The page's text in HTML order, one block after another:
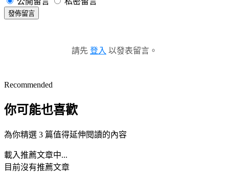
發佈留言
請先 登入 以發表留言。
Recommended
你可能也喜歡
為你精選 3 篇值得延伸閱讀的內容
載入推薦文章中...
目前沒有推薦文章